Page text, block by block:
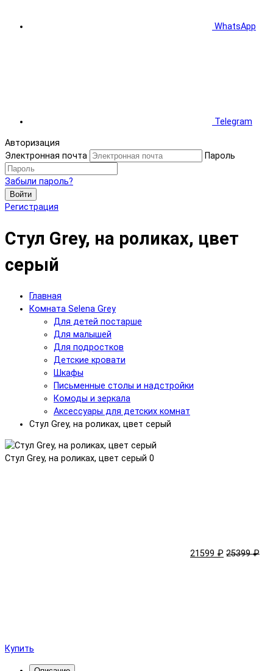
WhatsApp
Telegram
Авторизация
Электронная почта
Пароль
Забыли пароль?
Войти
Регистрация
Стул Grey, на роликах, цвет
серый
Главная
Комната Selena Grey
Для детей постарше
Для малышей
Для подростков
Детские кровати
Шкафы
Письменные столы и надстройки
Комоды и зеркала
Аксессуары для детских комнат
Стул Grey, на роликах, цвет серый
Стул Grey, на роликах, цвет серый 0
21599 ₽ 25399 ₽
Купить